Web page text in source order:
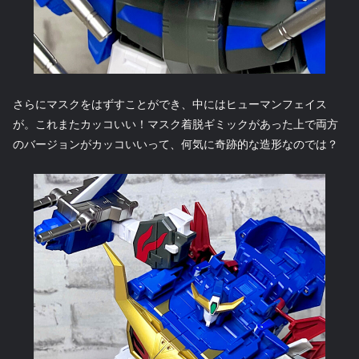
さらにマスクをはずすことができ、中にはヒューマンフェイス
が。これまたカッコいい！マスク着脱ギミックがあった上で両方
のバージョンがカッコいいって、何気に奇跡的な造形なのでは？